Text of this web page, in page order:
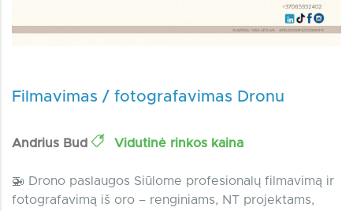
Filmavimas / fotografavimas Dronu
Andrius Bud Vidutinė rinkos kaina
🚁 Drono paslaugos Siūlome profesionalų filmavimą ir
fotografavimą iš oro – renginiams, NT projektams,